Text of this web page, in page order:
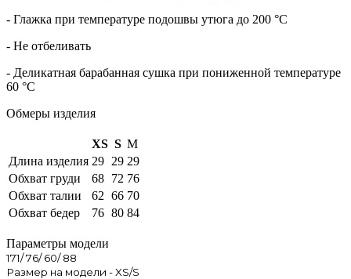
- Глажка при температуре подошвы утюга до 200 °C
- Не отбеливать
- Деликатная барабанная сушка при пониженной температуре
60 °C
Обмеры изделия
XS S M
Длина изделия 29 29 29
Обхват груди
68 72 76
Обхват талии
62 66 70
Обхват бедер
76 80 84
Параметры модели
171/ 76/ 60/ 88
Размер на модели - XS/S